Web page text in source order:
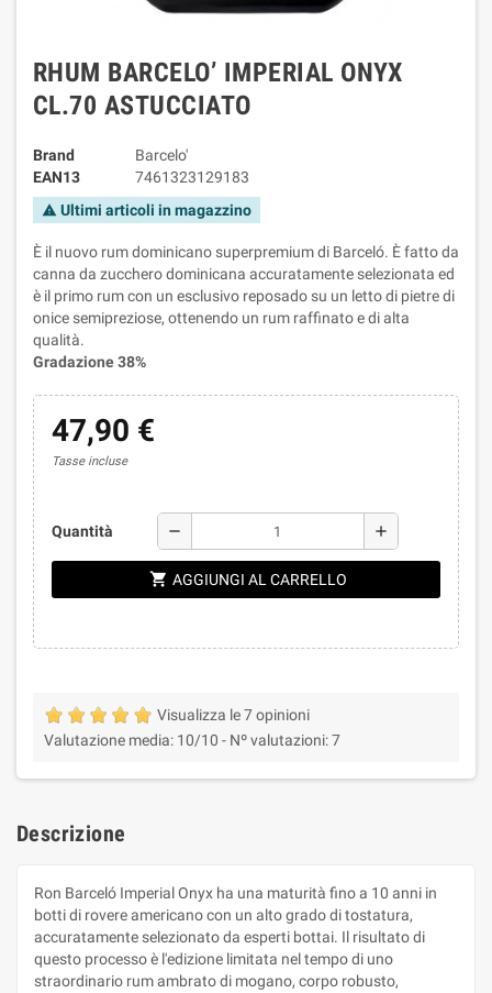
RHUM BARCELO’ IMPERIAL ONYX
CL.70 ASTUCCIATO
Brand
Barcelo'
EAN13
7461323129183
warning Ultimi articoli in magazzino
È il nuovo rum dominicano superpremium di Barceló. È fatto da
canna da zucchero dominicana accuratamente selezionata ed
è il primo rum con un esclusivo reposado su un letto di pietre di
onice semipreziose, ottenendo un rum raffinato e di alta
qualità.
Gradazione 38%
47,90 €
Tasse incluse
Quantità remove add
shopping_cart AGGIUNGI AL CARRELLO
Visualizza le 7 opinioni
Valutazione media: 10/10 - Nº valutazioni:7
Descrizione
Ron Barceló Imperial Onyx ha una maturità fino a 10 anni in
botti di rovere americano con un alto grado di tostatura,
accuratamente selezionato da esperti bottai. Il risultato di
questo processo è l'edizione limitata nel tempo di uno
straordinario rum ambrato di mogano, corpo robusto,